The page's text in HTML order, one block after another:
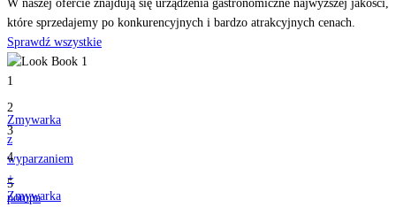
W naszej ofercie znajdują się urządzenia gastronomiczne najwyższej jakości,
które sprzedajemy po konkurencyjnych i bardzo atrakcyjnych cenach.
Sprawdź wszystkie
1
Zmywarka
z
wyparzaniem
+
pompa
2
3
4
Zmywarka
5